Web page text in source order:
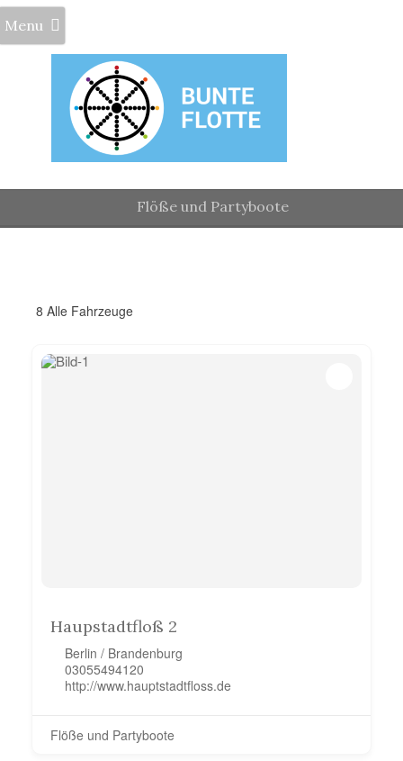
Menu
Flöße und Partyboote
8 Alle Fahrzeuge
Haupstadtfloß 2
Berlin / Brandenburg
03055494120
http://www.hauptstadtfloss.de
Flöße und Partyboote